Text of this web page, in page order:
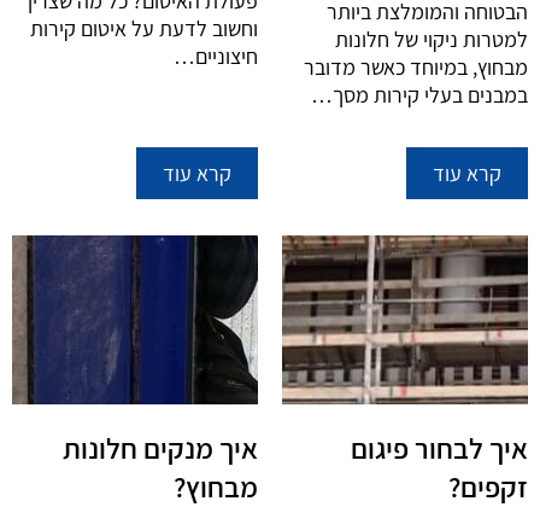
הבטוחה והמומלצת ביותר
למטרות ניקוי של חלונות
מבחוץ, במיוחד כאשר מדובר
במבנים בעלי קירות מסך…
קרא עוד
וחשוב לדעת על איטום קירות
חיצוניים…
קרא עוד
איך לבחור פיגום
זקפים?
איך מנקים חלונות
מבחוץ?